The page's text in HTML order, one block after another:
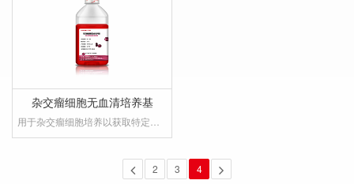
杂交瘤细胞无血清培养基
2 3 4